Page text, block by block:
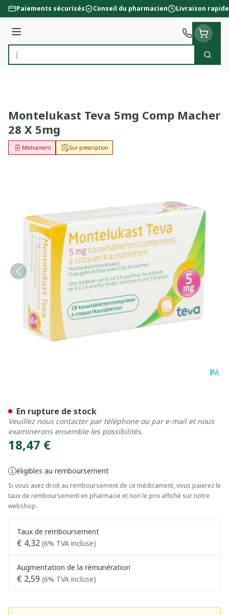
Aller au contenu
Paiements sécurisés Conseil du pharmacien Livraison rapide
Menu
Rechercher
Montelukast Teva 5mg Comp Macher
28 X 5mg
Sur prescription
Médicament
18,47 €
éligibles au remboursement
Si vous avez droit au remboursement de ce médicament, vous paierez le
taux de remboursement en pharmacie et non le prix affiché sur notre
webshop.
Taux de remboursement
€ 4,32 (6% TVA incluse)
Augmentation de la rémunération
€ 2,59 (6% TVA incluse)
En rupture de stock
Veuillez nous contacter par téléphone ou par e-mail et nous
examinerons ensemble les possibilités.